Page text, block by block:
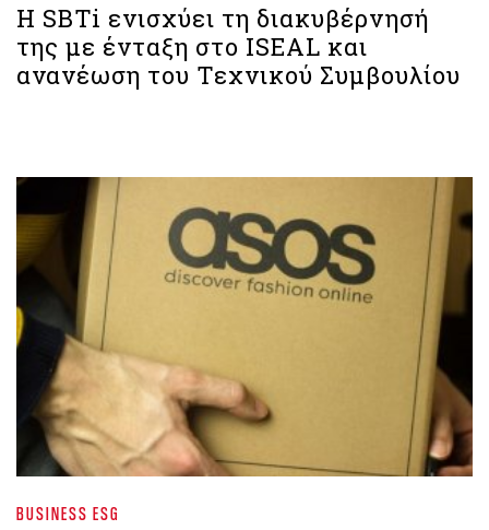
Η SBTi ενισχύει τη διακυβέρνησή
της με ένταξη στο ISEAL και
ανανέωση του Τεχνικού Συμβουλίου
BUSINESS ESG